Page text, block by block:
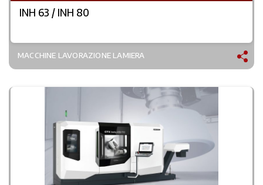
INH 63 / INH 80
MACCHINE LAVORAZIONE LAMIERA